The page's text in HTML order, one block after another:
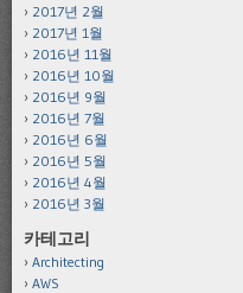
2017년 2월
2017년 1월
2016년 11월
2016년 10월
2016년 9월
2016년 7월
2016년 6월
2016년 5월
2016년 4월
2016년 3월
카테고리
Architecting
AWS